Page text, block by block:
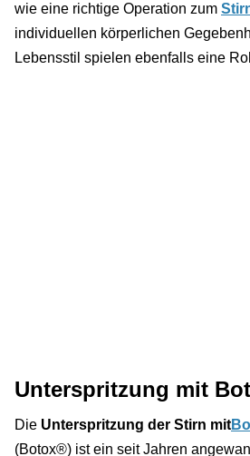
wie eine richtige Operation zum
individuellen körperlichen
Lebensstil spielen ebenfalls eine
Unterspritzung mit
Die Unterspritzung der Stirn mit
(Botox®) ist ein seit Jahren